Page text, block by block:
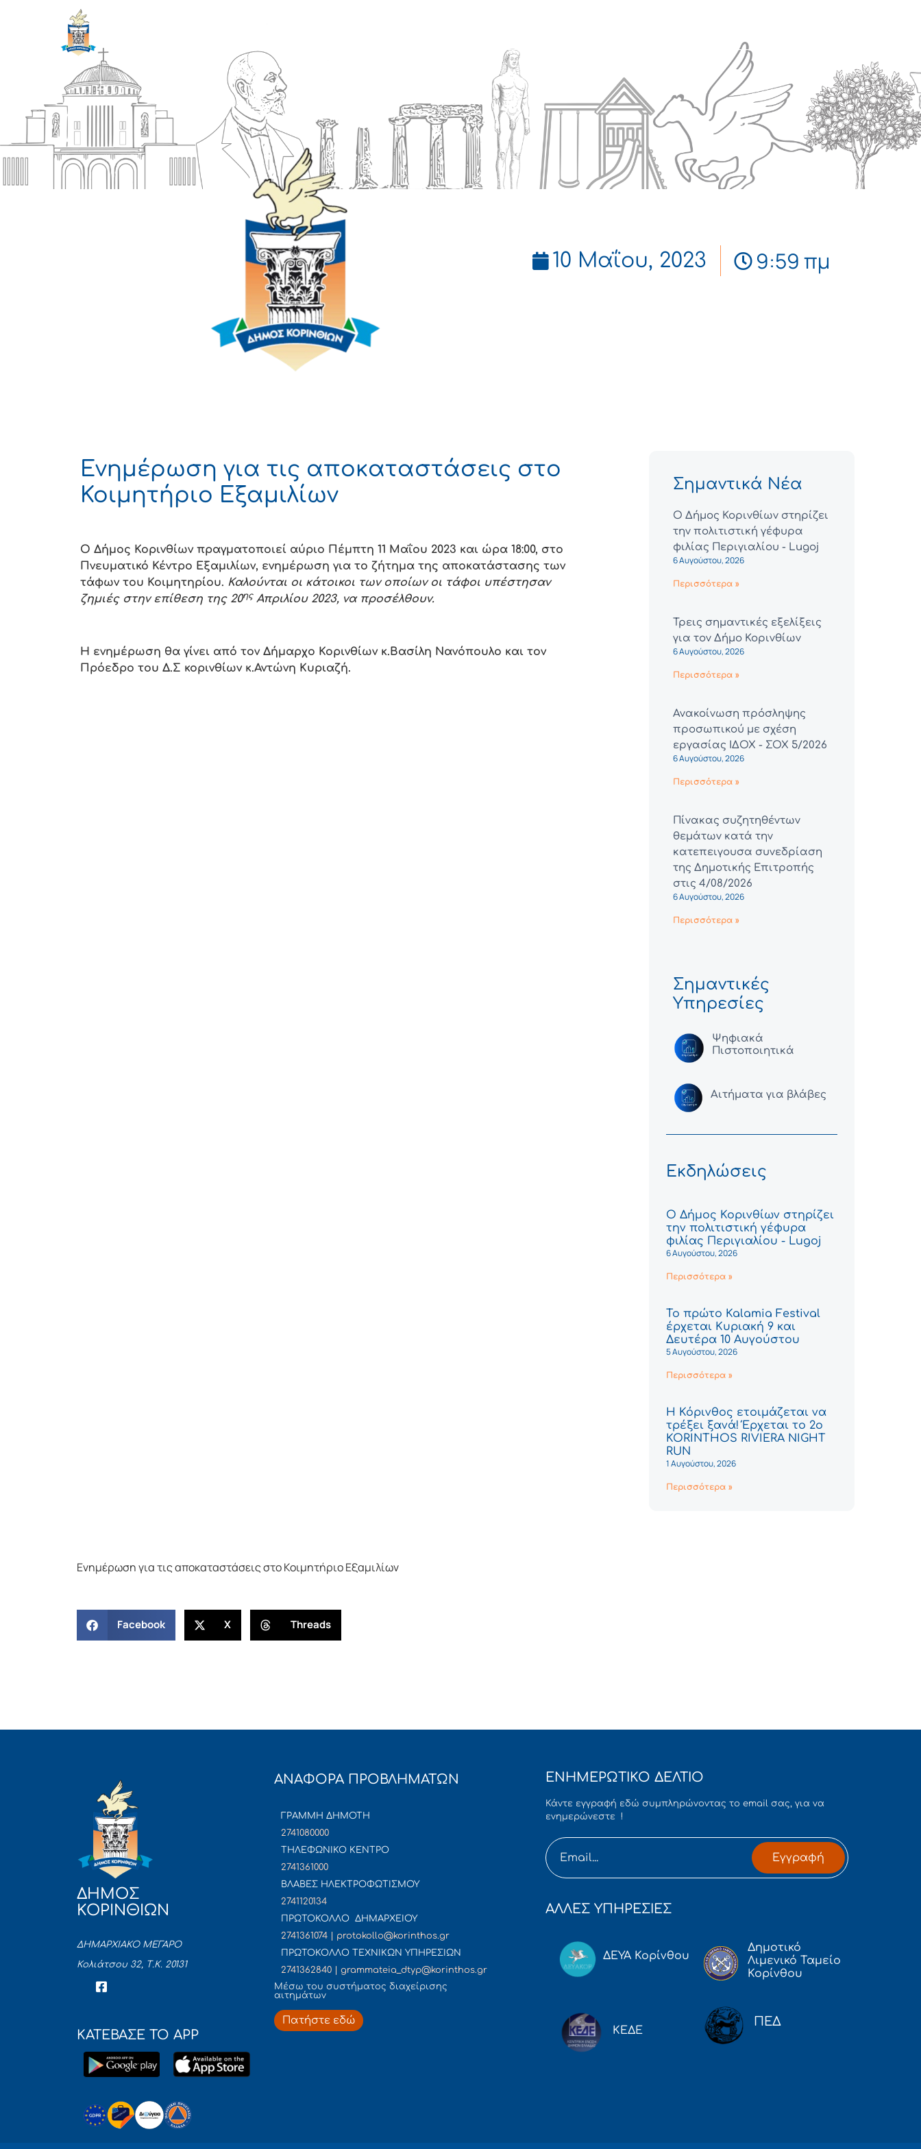
10 Μαΐου, 2023 9:59 πμ
Ενημέρωση για τις αποκαταστάσεις στο
Κοιμητήριο Εξαμιλίων
Ο Δήμος Κορινθίων πραγματοποιεί αύριο Πέμπτη 11 Μαΐου 2023 και ώρα 18:00, στο
Πνευματικό Κέντρο Εξαμιλίων, ενημέρωση για το ζήτημα της αποκατάστασης των
τάφων του Κοιμητηρίου. Καλούνται οι κάτοικοι των οποίων οι τάφοι υπέστησαν
ζημιές στην επίθεση της 20ηςΑπριλίου 2023, να προσέλθουν.
Η ενημέρωση θα γίνει από τον Δήμαρχο Κορινθίων κ.Βασίλη Νανόπουλο και τον
Πρόεδρο του Δ.Σ κορινθίων κ.Αντώνη Κυριαζή.
Σημαντικά Νέα
Ο Δήμος Κορινθίων στηρίζει
την πολιτιστική γέφυρα
φιλίας Περιγιαλίου - Lugoj
6 Αυγούστου, 2026
Περισσότερα »
Τρεις σημαντικές εξελίξεις
για τον Δήμο Κορινθίων
6 Αυγούστου, 2026
Περισσότερα »
Ανακοίνωση πρόσληψης
προσωπικού με σχέση
εργασίας ΙΔΟΧ - ΣΟΧ 5/2026
6 Αυγούστου, 2026
Περισσότερα »
Πίνακας συζητηθέντων
θεμάτων κατά την
κατεπειγουσα συνεδρίαση
της Δημοτικής Επιτροπής
στις 4/08/2026
6 Αυγούστου, 2026
Περισσότερα »
Σημαντικές
Υπηρεσίες
Ψηφιακά
Πιστοποιητικά
Αιτήματα για βλάβες
Εκδηλώσεις
Ο Δήμος Κορινθίων στηρίζει
την πολιτιστική γέφυρα
φιλίας Περιγιαλίου - Lugoj
6 Αυγούστου, 2026
Περισσότερα »
Το πρώτο Kalamia Festival
έρχεται Κυριακή 9 και
Δευτέρα 10 Αυγούστου
5 Αυγούστου, 2026
Περισσότερα »
Η Κόρινθος ετοιμάζεται να
τρέξει ξανά! Έρχεται το 2ο
KORINTHOS RIVIERA NIGHT
RUN
1 Αυγούστου, 2026
Περισσότερα »
Ενημέρωση για τις αποκαταστάσεις στο Κοιμητήριο Εξαμιλίων
Facebook X Threads
ΔΗΜΟΣ
ΚΟΡΙΝΘΙΩΝ
ΔΗΜΑΡΧΙΑΚΟ ΜΕΓΑΡΟ
Κολιάτσου 32, Τ.Κ. 20131
ΚΑΤΕΒΑΣΕ ΤΟ APP
ΑΝΑΦΟΡΑ ΠΡΟΒΛΗΜΑΤΩΝ
ΓΡΑΜΜΗ ΔΗΜΟΤΗ
2741080000
ΤΗΛΕΦΩΝΙΚΟ ΚΕΝΤΡΟ
2741361000
ΒΛΑΒΕΣ ΗΛΕΚΤΡΟΦΩΤΙΣΜΟΥ
2741120134
ΠΡΩΤΟΚΟΛΛΟ ΔΗΜΑΡΧΕΙΟΥ
2741361074 | protokollo@korinthos.gr
ΠΡΩΤΟΚΟΛΛΟ ΤΕΧΝΙΚΩΝ ΥΠΗΡΕΣΙΩΝ
2741362840 | grammateia_dtyp@korinthos.gr
Mέσω του συστήματος διαχείρισης
αιτημάτων
Πατήστε εδώ
ΕΝΗΜΕΡΩΤΙΚΟ ΔΕΛΤΙΟ
Κάντε εγγραφή εδώ συμπληρώνοντας το email σας, για να
ενημερώνεστε !
Εγγραφή
ΑΛΛΕΣ ΥΠΗΡΕΣΙΕΣ
ΔΕΥΑ Κορίνθου
Δημοτικό
Λιμενικό Ταμείο
Κορίνθου
ΚΕΔΕ
ΠΕΔ